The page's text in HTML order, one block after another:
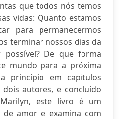
que todos nós temos
vidas: Quanto estamos
para permanecermos
terminar nossos dias da
De que forma
mundo para a próxima
princípio em capítulos
autores, e concluído
este livro é um
de amor e examina com